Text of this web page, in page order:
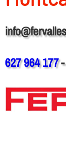
627 964 177-